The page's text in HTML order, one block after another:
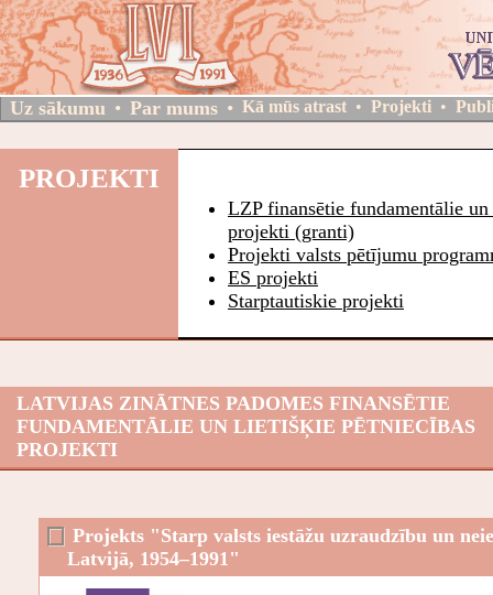
Uz sākumu • Par mums • Kā mūs atrast • Projekti •
PROJEKTI
LZP finansētie fundamentālie
projekti (granti)
Projekti valsts pētījumu
ES projekti
Starptautiskie projekti
LATVIJAS ZINĀTNES PADOMES FINANSĒTIE
FUNDAMENTĀLIE UN LIETIŠĶIE PĒTNIECĪBAS
PROJEKTI
Projekts "Starp valsts iestāžu uzraudzību un
Latvijā, 1954–1991"